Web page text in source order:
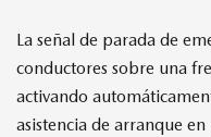
La señal de parada de
conductores sobre una
activando
asistencia de arranque